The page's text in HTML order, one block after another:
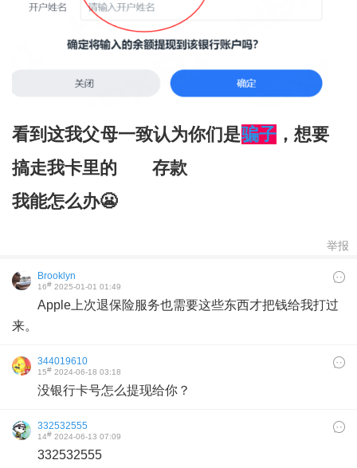
看到这我父母一致认为你们是骗子，想要
搞走我卡里的
存款
我能怎么办😬
举报
Brooklyn
16# 2025-01-01 01:49
Apple上次退保险服务也需要这些东西才把钱给我打过
来。
344019610
15# 2024-06-18 03:18
没银行卡号怎么提现给你？
332532555
14# 2024-06-13 07:09
332532555